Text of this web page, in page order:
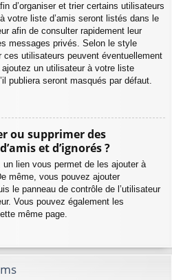
d’organiser et trier certains utilisateurs
votre liste d’amis seront listés dans le
afin de consulter rapidement leur
messages privés. Selon le style
utilisateurs peuvent éventuellement
un utilisateur à votre liste
publiera seront masqués par défaut.
ou supprimer des
et d’ignorés ?
un lien vous permet de les ajouter à
même, vous pouvez ajouter
le panneau de contrôle de l’utilisateur
Vous pouvez également les
même page.